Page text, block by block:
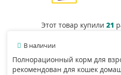
Этот товар купили 21
В наличии
Полнорационный корм для
рекомендован для кошек